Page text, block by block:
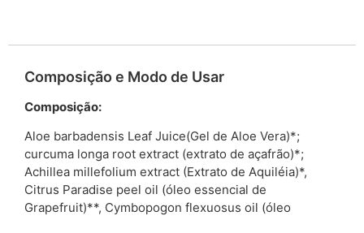
Composição e Modo de Usar
Composição:
Aloe barbadensis Leaf Juice(Gel de Aloe Vera)*;
curcuma longa root extract (extrato de açafrão)*;
Achillea millefolium extract (Extrato de Aquiléia)*,
Citrus Paradise peel oil (óleo essencial de
Grapefruit)**, Cymbopogon flexuosus oil (óleo